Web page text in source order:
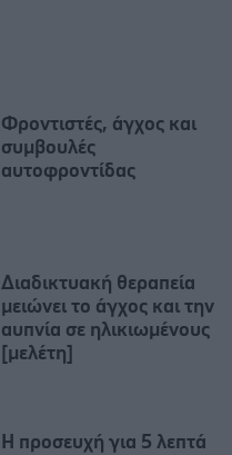
Φροντιστές, άγχος και
συμβουλές
αυτοφροντίδας
Διαδικτυακή θεραπεία
μειώνει το άγχος και την
αυπνία σε ηλικιωμένους
[μελέτη]
Η προσευχή για 5 λεπτά